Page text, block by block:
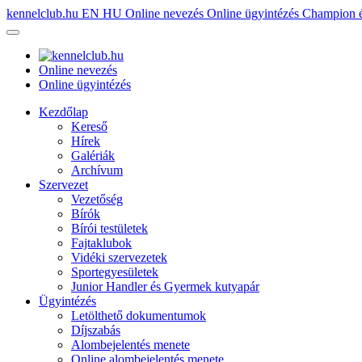
kennelclub.hu EN HU Online nevezés Online ügyintézés Champion
Online nevezés
Online ügyintézés
Kezdőlap
Kereső
Hírek
Galériák
Archívum
Szervezet
Vezetőség
Bírók
Bírói testületek
Fajtaklubok
Vidéki szervezetek
Sportegyesületek
Junior Handler és Gyermek kutyapár
Ügyintézés
Letölthető dokumentumok
Díjszabás
Alombejelentés menete
Online alombejelentés menete